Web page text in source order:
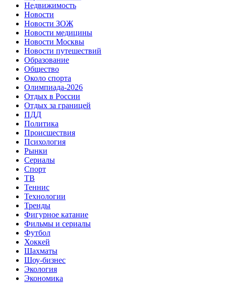
Недвижимость
Новости
Новости ЗОЖ
Новости медицины
Новости Москвы
Новости путешествий
Образование
Общество
Около спорта
Олимпиада-2026
Отдых в России
Отдых за границей
ПДД
Политика
Происшествия
Психология
Рынки
Сериалы
Спорт
ТВ
Теннис
Технологии
Тренды
Фигурное катание
Фильмы и сериалы
Футбол
Хоккей
Шахматы
Шоу-бизнес
Экология
Экономика